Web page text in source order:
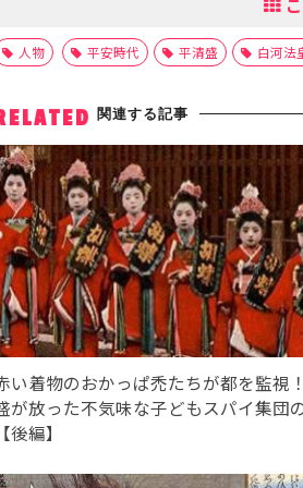
人物 平安時代 平清盛 白河法
関連する記事
い着物のおかっぱ禿たちが都を監視
が放った不気味な子どもスパイ集団
【後編】